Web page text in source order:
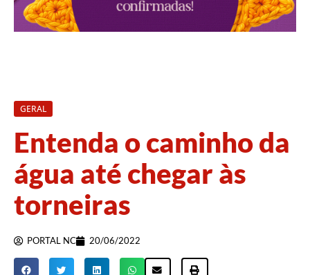
GERAL
Entenda o caminho da
água até chegar às
torneiras
PORTAL NC 20/06/2022